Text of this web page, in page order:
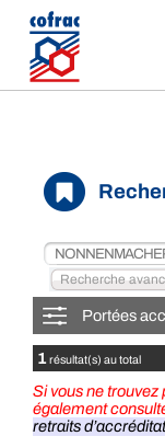
Aller au contenu
Portées
1 résultat(s) au total
Si vous ne trouvez
également
retraits